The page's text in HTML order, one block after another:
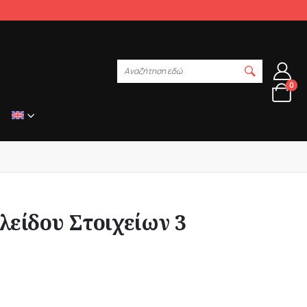
Αναζήτηση εδώ
0
Στοιχείων 3